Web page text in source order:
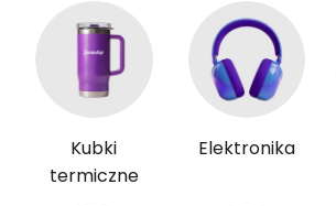
Kubki
termiczne
Elektronika